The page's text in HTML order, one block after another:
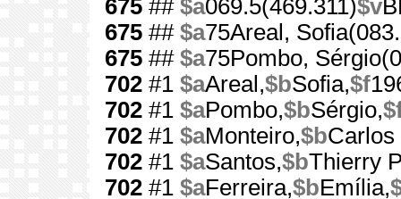
675 ## $a069.5(469.311)$v
675 ## $a75Areal,
675 ## $a75Pombo,
702 #1 $aAreal,$bSofia,$f
702 #1 $aPombo,$bSérgio,
702 #1 $aMonteiro,$bCarlos
702 #1 $aSantos,$bThierry
702 #1 $aFerreira,$bEmília,